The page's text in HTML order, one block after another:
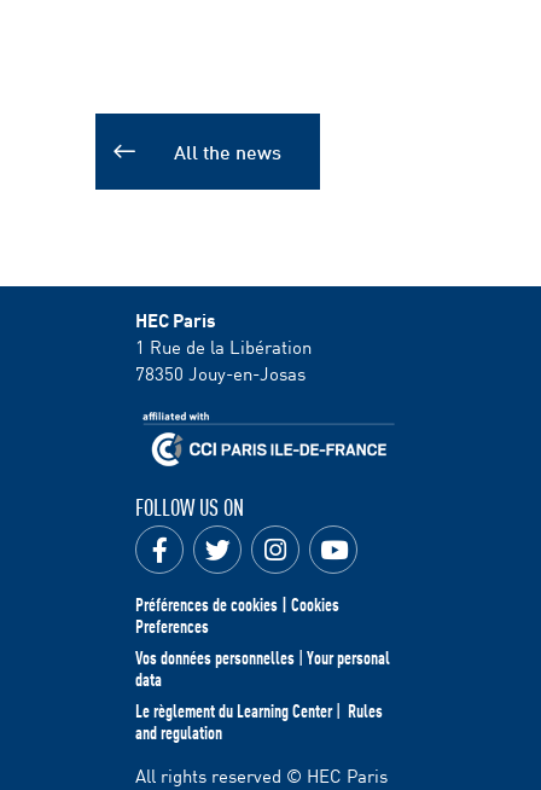
All the news
HEC Paris
1 Rue de la Libération
78350 Jouy-en-Josas
FOLLOW US ON
Préférences de cookies | Cookies
Preferences
Vos données personnelles | Your personal
data
Le règlement du Learning Center| Rules
and regulation
All rights reserved © HEC Paris